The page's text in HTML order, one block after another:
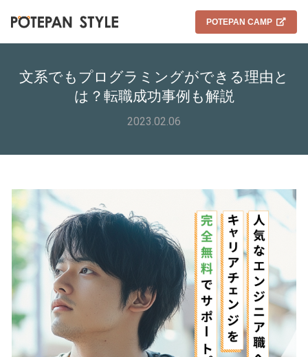
POTEPAN CAMP
文系でもプログラミングができる理由と
は？転職成功事例も解説
2023.02.06